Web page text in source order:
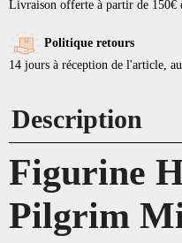
Livraison offerte à partir de 150€
Politique retours
14 jours à réception de l'article,
Description
Figurine
Pilgrim